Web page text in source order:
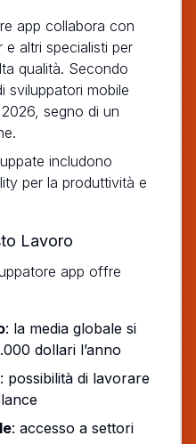
app collabora con
e altri specialisti per
qualità. Secondo
sviluppatori mobile
segno di un
includono
per la produttività e
Lavoro
app offre
: la media globale si
dollari l’anno
: possibilità di lavorare
: accesso a settori